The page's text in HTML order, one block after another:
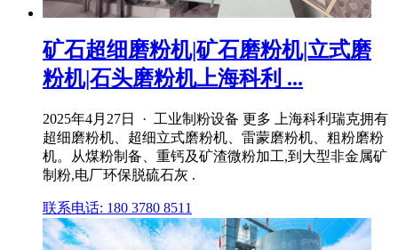
矿石超细磨粉机|矿石磨粉机|立式磨
粉机|石头磨粉机上海科利 ...
2025年4月27日 · 工业制粉设备 更多 上海科利瑞克拥有
超细磨粉机、超细立式磨粉机、雷蒙磨粉机、粗粉磨粉
机。从煤粉制备、重钙及矿渣微粉加工,到大型非金属矿
制粉,电厂环保脱硫石灰 .
联系电话: 180 3780 8511